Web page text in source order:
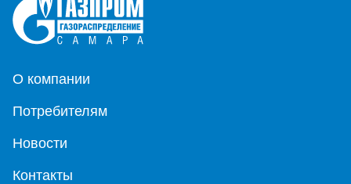
О компании
Потребителям
Новости
Контакты